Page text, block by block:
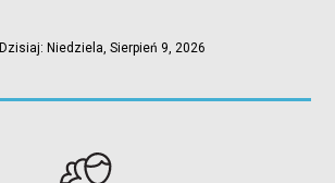
Dzisiaj: Niedziela, Sierpień 9, 2026